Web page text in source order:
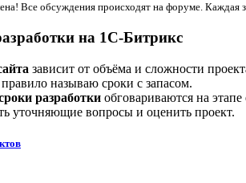
Все обсуждения происходят на форуме. Каждая
на 1С-Битрикс
зависит от объёма и сложности
называю сроки с запасом.
разработки обговариваются на
уточняющие вопросы и оценить проект.